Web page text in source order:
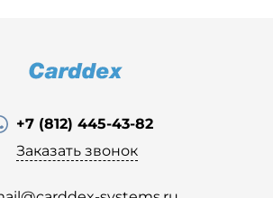
+7 (812) 445-43-82
Заказать звонок